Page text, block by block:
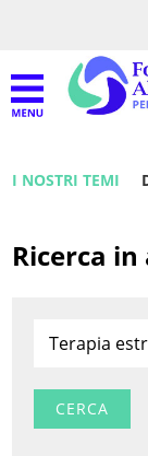
I NOSTRI TEMI
Ricerca